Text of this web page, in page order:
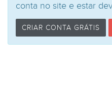
conta no site e estar
CRIAR CONTA GRÁTIS